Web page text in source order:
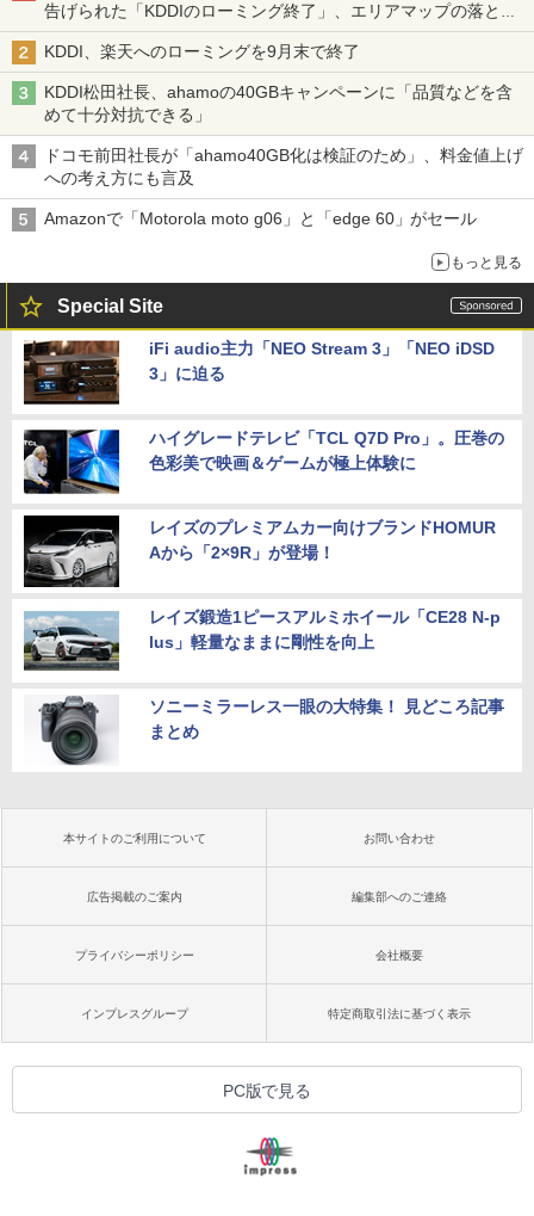
告げられた「KDDIのローミング終了」、エリアマップの落とし
穴と楽天モバイルの課題
KDDI、楽天へのローミングを9月末で終了
KDDI松田社長、ahamoの40GBキャンペーンに「品質などを含
めて十分対抗できる」
ドコモ前田社長が「ahamo40GB化は検証のため」、料金値上げ
への考え方にも言及
Amazonで「Motorola moto g06」と「edge 60」がセール
もっと見る
Special Site
iFi audio主力「NEO Stream 3」「NEO iDSD
3」に迫る
ハイグレードテレビ「TCL Q7D Pro」。圧巻の
色彩美で映画＆ゲームが極上体験に
レイズのプレミアムカー向けブランドHOMUR
Aから「2×9R」が登場！
レイズ鍛造1ピースアルミホイール「CE28 N-p
lus」軽量なままに剛性を向上
ソニーミラーレス一眼の大特集！ 見どころ記事
まとめ
本サイトのご利用について お問い合わせ
広告掲載のご案内 編集部へのご連絡
プライバシーポリシー 会社概要
インプレスグループ 特定商取引法に基づく表示
PC版で見る